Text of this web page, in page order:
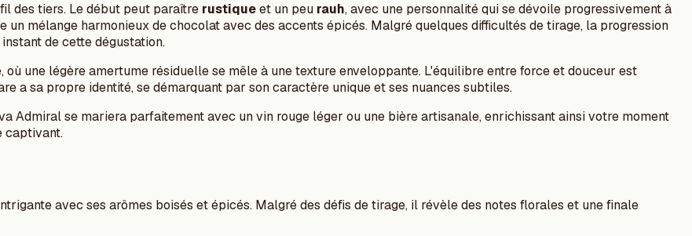
des tiers. Le début peut paraître rustiqueet un peu rauh, avec une personnalité qui se dévoile progressivement à
mélange harmonieux de chocolat avec des accents épicés. Malgré quelques difficultés de tirage, la progression
de cette dégustation.
où une légère amertume résiduelle se mêle à une texture enveloppante. L'équilibre entre force et douceur est
a sa propre identité, se démarquant par son caractère unique et ses nuances subtiles.
Admiral se mariera parfaitement avec un vin rouge léger ou une bière artisanale, enrichissant ainsi votre moment
captivant.
avec ses arômes boisés et épicés. Malgré des défis de tirage, il révèle des notes florales et une finale